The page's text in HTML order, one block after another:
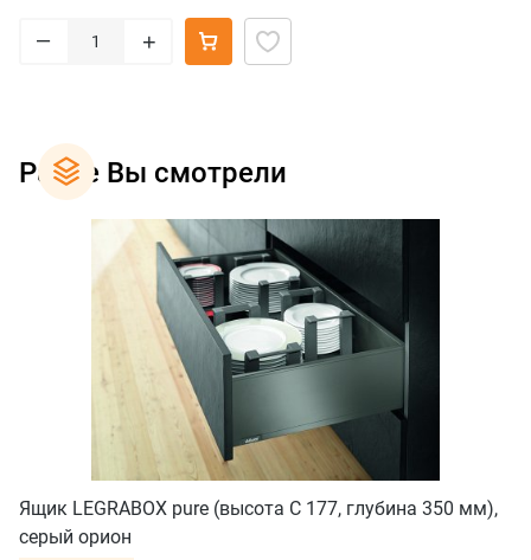
– +
Ранее Вы смотрели
Ящик LEGRABOX pure (высота C 177, глубина 350 мм),
серый орион